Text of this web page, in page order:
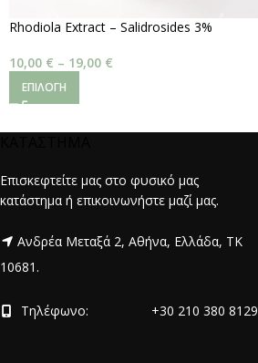
Rhodiola Extract – Salidrosides 3%
10,00 € – 19,00 €
ΕΠΙΛΟΓΉ
Επισκεφτείτε μας στο φυσικό μας
κατάστημα ή επικοινωνήστε μαζί μας.
Ανδρέα Μεταξά 2, Αθήνα, Ελλάδα, ΤΚ
10681.
Τηλέφωνο: +30 210 380 8129